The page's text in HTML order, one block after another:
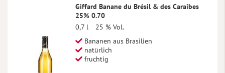
Giffard Banane du Brésil & des Caraibes
25% 0.70
0,7 l
25 % Vol.
Bananen aus Brasilien
natürlich
fruchtig